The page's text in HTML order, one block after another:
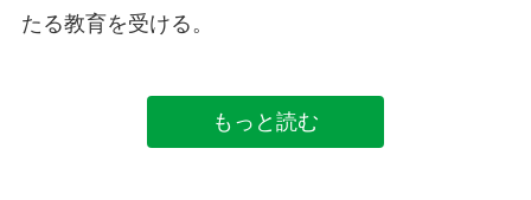
たる教育を受ける。
もっと読む